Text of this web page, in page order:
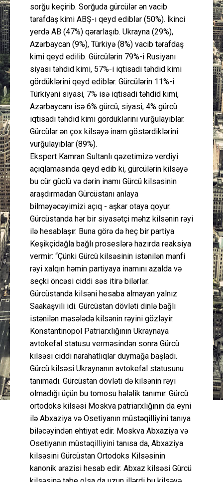
Gündəm
Cəmiyyət
Peşə etikası
Əlaqə
sorğu keçirib. Sorğuda gürcülər ən vacib
tərafdaş kimi ABŞ-ı qeyd ediblər (50%). İkinci
yerdə AB (47%) qərarlaşıb. Ukrayna (29%),
Azərbaycan (9%), Türkiyə (8%) vacib tərafdaş
kimi qeyd edilib. Gürcülərin 79%-i Rusiyanı
siyasi təhdid kimi, 57%-i iqtisadi təhdid kimi
gördüklərini qeyd ediblər. Gürcülərin 11%-i
Türkiyəni siyasi, 7% isə iqtisadi təhdid kimi,
Azərbaycanı isə 6% gürcü, siyasi, 4% gürcü
iqtisadi təhdid kimi gördüklərini vurğulayıblar.
Gürcülər ən çox kilsəyə inam göstərdiklərini
vurğulayıblar (89%).
Ekspert Kamran Sultanlı qəzetimizə verdiyi
açıqlamasında qeyd edib ki, gürcülərin kilsəyə
bu cür güclü və dərin inamı Gürcü kilsəsinin
araşdırmadan Gürcüstanı anlaya
bilməyəcəyimizi açıq - aşkar otaya qoyur.
Gürcüstanda hər bir siyasətçi məhz kilsənin rəyi
ilə hesablaşır. Buna görə də heç bir partiya
Keşikçidağla bağlı proseslərə hazırda reaksiya
vermir: “Çünki Gürcü kilsəsinin istənilən mənfi
rəyi xalqın həmin partiyaya inamını azalda və
seçki öncəsi ciddi səs itirə bilərlər.
Gürcüstanda kilsəni hesaba almayan yalnız
Saakaşvili idi. Gürcüstan dövləti dinlə bağlı
istənilən məsələdə kilsənin rəyini gözləyir.
Konstantinopol Patriarxlığının Ukraynaya
avtokefal statusu verməsindən sonra Gürcü
kilsəsi ciddi narahatlıqlar duymağa başladı.
Gürcü kilsəsi Ukraynanın avtokefal statusunu
tanımadı. Gürcüstan dövləti də kilsənin rəyi
olmadığı üçün bu tomosu hələlik tanımır. Gürcü
ortodoks kilsəsi Moskva patriarxlığının da eyni
ilə Abxaziya və Osetiyanın müstəqilliyini tanıya
biləcəyindən ehtiyat edir. Moskva Abxaziya və
Osetiyanın müstəqilliyini tanısa da, Abxaziya
kilsəsini Gürcüstan Ortodoks Kilsəsinin
kanonik ərazisi hesab edir. Abxaz kilsəsi Gürcü